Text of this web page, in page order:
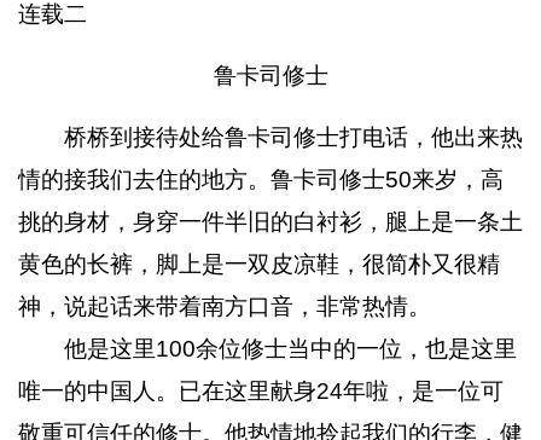
连载二
鲁卡司修士
桥桥到接待处给鲁卡司修士打电话，他出来热
情的接我们去住的地方。鲁卡司修士50来岁，高
挑的身材，身穿一件半旧的白衬衫，腿上是一条土
黄色的长裤，脚上是一双皮凉鞋，很简朴又很精
神，说起话来带着南方口音，非常热情。
他是这里100余位修士当中的一位，也是这里
唯一的中国人。已在这里献身24年啦，是一位可
敬重可信任的修士。他热情地拎起我们的行李，健